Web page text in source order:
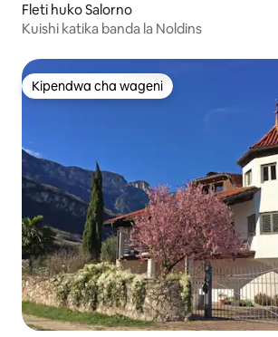
Fleti huko Salorno
Kuishi katika banda la Noldins
Kipendwa cha wageni
Kipendwa cha wageni